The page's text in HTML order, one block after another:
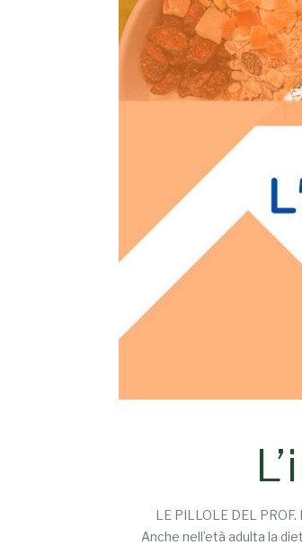
LE PILLOLE DEL
Anche nell’età adulta la